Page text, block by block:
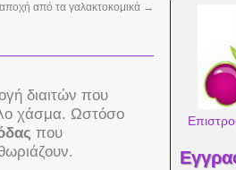
από τα γαλακτοκομικά →
διαιτών που
χάσμα. Ωστόσο
που